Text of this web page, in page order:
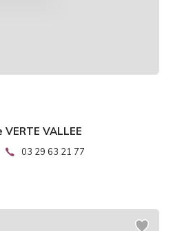
VALLEE
03 29 63 21 77